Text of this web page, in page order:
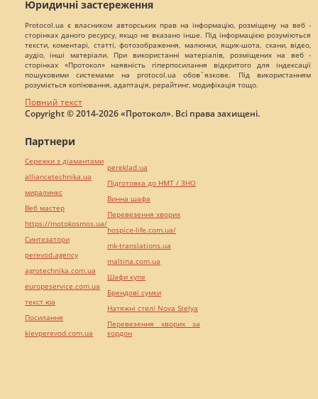
Юридичні застереження
Protocol.ua є власником авторських прав на інформацію, розміщену на веб -
сторінках даного ресурсу, якщо не вказано інше. Під інформацією розуміються
тексти, коментарі, статті, фотозображення, малюнки, ящик-шота, скани, відео,
аудіо, інші матеріали. При використанні матеріалів, розміщених на веб -
сторінках «Протокол» наявність гіперпосилання відкритого для індексації
пошуковими системами на protocol.ua обов`язкове. Під використанням
розуміється копіювання, адаптація, рерайтинг, модифікація тощо.
Повний текст
Copyright © 2014-2026 «Протокол». Всі права захищені.
Партнери
Сережки з діамантами
alliancetechnika.ua
миралинкс
Веб мастер
https://motokosmos.ua/
Синтезатори
perevod.agency
agrotechnika.com.ua
europeservice.com.ua
текст юа
Посилання
kievperevod.com.ua
pereklad.ua
Підготовка до НМТ / ЗНО
Винна шафа
Перевезення хворих
hospice-life.com.ua/
mk-translations.ua
maltina.com.ua
Шафи купе
Брендові сумки
Натяжні стелі Nova Stelya
Перевезення хворих за
кордон